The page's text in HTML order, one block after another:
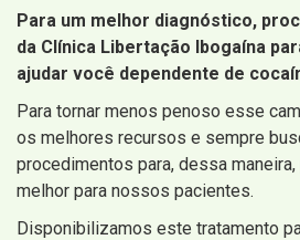
Para um melhor diagnóstico,
da Clínica Libertação Ibogaína
ajudar você dependente de
Para tornar menos penoso esse
os melhores recursos e sempre
procedimentos para, dessa
melhor para nossos pacientes.
Disponibilizamos este tratamento